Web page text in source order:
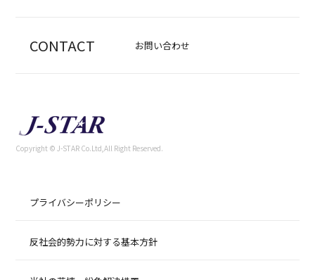
CONTACT お問い合わせ
Copyright © J-STAR Co.Ltd,All Right Reserved.
プライバシーポリシー
反社会的勢力に対する基本方針